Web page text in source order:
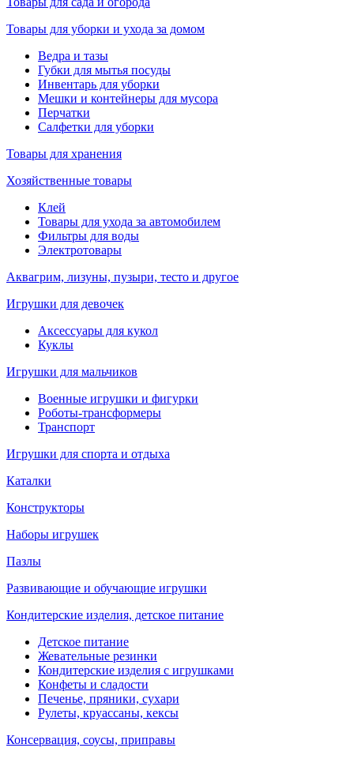
Товары для уборки и ухода за домом
Ведра и тазы
Губки для мытья посуды
Инвентарь для уборки
Мешки и контейнеры для мусора
Перчатки
Салфетки для уборки
Товары для хранения
Хозяйственные товары
Клей
Товары для ухода за автомобилем
Фильтры для воды
Электротовары
Аквагрим, лизуны, пузыри, тесто и другое
Игрушки для девочек
Аксессуары для кукол
Куклы
Игрушки для мальчиков
Военные игрушки и фигурки
Роботы-трансформеры
Транспорт
Игрушки для спорта и отдыха
Каталки
Конструкторы
Наборы игрушек
Пазлы
Развивающие и обучающие игрушки
Кондитерские изделия, детское питание
Детское питание
Жевательные резинки
Кондитерские изделия с игрушками
Конфеты и сладости
Печенье, пряники, сухари
Рулеты, круассаны, кексы
Консервация, соусы, приправы